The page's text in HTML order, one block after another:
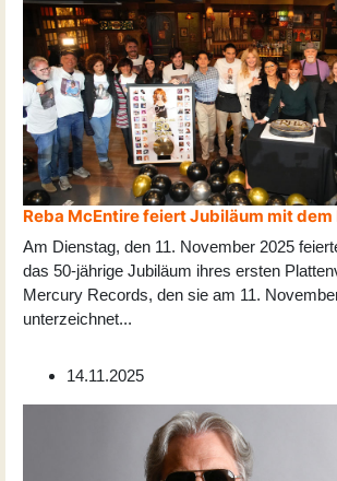
Reba McEntire feiert Jubiläum mit dem
Am Dienstag, den 11. November 2025
das 50-jährige Jubiläum ihres ersten
Mercury Records, den sie am 11.
unterzeichnet...
14.11.2025